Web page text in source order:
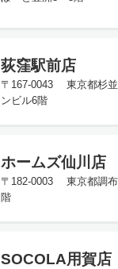
荻窪駅前店
〒167-0043 東京都杉並
ンビル6階
ホームズ仙川店
〒182-0003 東京都調布
階
SOCOLA用賀店